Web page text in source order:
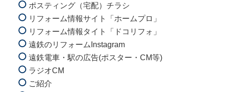
ポスティング（宅配）チラシ
リフォーム情報サイト「ホームプロ」
リフォーム情報タイト「ドコリフォ」
遠鉄のリフォームInstagram
遠鉄電車・駅の広告(ポスター・CM等)
ラジオCM
ご紹介